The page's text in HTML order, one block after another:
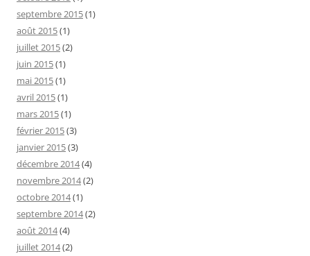
septembre 2015(1)
août 2015(1)
juillet 2015(2)
juin 2015(1)
mai 2015(1)
avril 2015(1)
mars 2015(1)
février 2015(3)
janvier 2015(3)
décembre 2014(4)
novembre 2014(2)
octobre 2014(1)
septembre 2014(2)
août 2014(4)
juillet 2014(2)